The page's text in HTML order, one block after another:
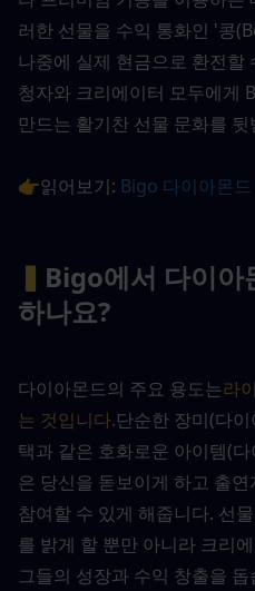
러한 선물을 수익 통화인 '콩
나중에 실제 현금으로 환전할
청자와 크리에이터 모두에게
만드는 활기찬 선물 문화를
👉읽어보기: Bigo 다이아몬
▍ Bigo에서 다이아
하나요?
다이아몬드의 주요 용도는라
는 것입니다.단순한 장미(다
택과 같은 호화로운 아이템(
은 당신을 돋보이게 하고 출
참여할 수 있게 해줍니다. 선
를 밝게 할 뿐만 아니라 크리
그들의 성장과 수익 창출을